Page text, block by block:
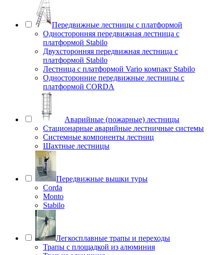
Передвижные лестницы с платформой
Односторонняя передвижная лестница с
платформой Stabilo
Двухсторонняя передвижная лестница с
платформой Stabilo
Лестница с платформой Vario компакт Stabilo
Односторонние передвижные лестницы с
платформой CORDA
Аварийные (пожарные) лестницы
Стационарные аварийные лестничные системы
Системные компоненты лестниц
Шахтные лестницы
Передвижные вышки туры
Corda
Monto
Stabilo
Легкосплавные трапы и переходы
Трапы с площадкой из алюминия